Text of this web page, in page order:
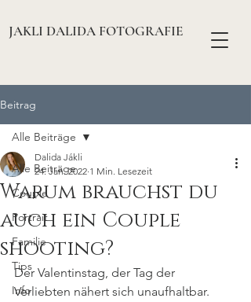
JAKLI DALIDA FOTOGRAFIE
Beitrag
Alle Beiträge
Couple
Portrait
Familie
Tips
Info
Alle Beiträge
Warum brauchst du
auch ein Couple
shooting?
Dalida Jákli
24. Jan. 2022 1 Min. Lesezeit
Der Valentinstag, der Tag der
Verliebten nähert sich unaufhaltbar.